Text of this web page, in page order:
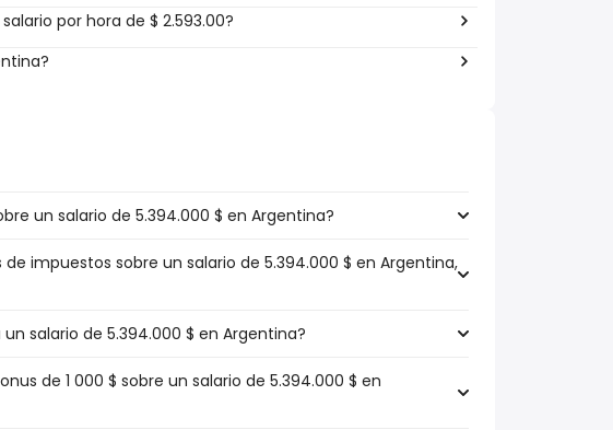
por hora de $ 2.593.00?
un salario de 5.394.000 $ en Argentina?
impuestos sobre un salario de 5.394.000 $ en Argentina,
salario de 5.394.000 $ en Argentina?
de 1 000 $ sobre un salario de 5.394.000 $ en